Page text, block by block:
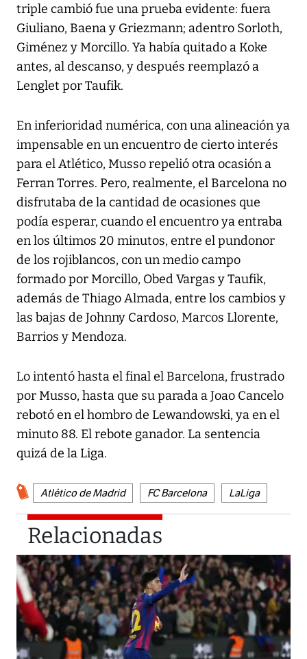
triple cambió fue una prueba evidente: fuera
Giuliano, Baena y Griezmann; adentro Sorloth,
Giménez y Morcillo. Ya había quitado a Koke
antes, al descanso, y después reemplazó a
Lenglet por Taufik.
En inferioridad numérica, con una alineación ya
impensable en un encuentro de cierto interés
para el Atlético, Musso repelió otra ocasión a
Ferran Torres. Pero, realmente, el Barcelona no
disfrutaba de la cantidad de ocasiones que
podía esperar, cuando el encuentro ya entraba
en los últimos 20 minutos, entre el pundonor
de los rojiblancos, con un medio campo
formado por Morcillo, Obed Vargas y Taufik,
además de Thiago Almada, entre los cambios y
las bajas de Johnny Cardoso, Marcos Llorente,
Barrios y Mendoza.
Lo intentó hasta el final el Barcelona, frustrado
por Musso, hasta que su parada a Joao Cancelo
rebotó en el hombro de Lewandowski, ya en el
minuto 88. El rebote ganador. La sentencia
quizá de la Liga.
Atlético de Madrid FC Barcelona LaLiga
Relacionadas